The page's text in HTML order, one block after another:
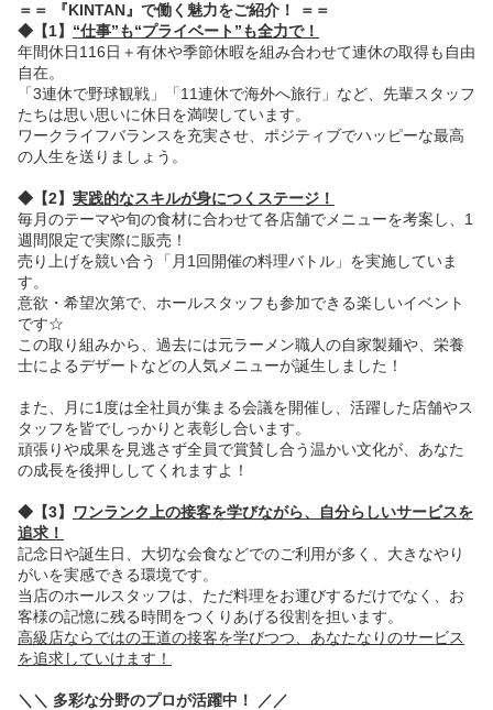
＝＝ 『KINTAN』で働く魅力をご紹介！ ＝＝
◆【1】 “仕事”も“プライベート”も全力で！
年間休日116日＋有休や季節休暇を組み合わせて連休の取得も自由
自在。
「3連休で野球観戦」「11連休で海外へ旅行」など、先輩スタッフ
たちは思い思いに休日を満喫しています。
ワークライフバランスを充実させ、ポジティブでハッピーな最高
の人生を送りましょう。
◆【2】 実践的なスキルが身につくステージ！
毎月のテーマや旬の食材に合わせて各店舗でメニューを考案し、1
週間限定で実際に販売！
売り上げを競い合う「月1回開催の料理バトル」を実施していま
す。
意欲・希望次第で、ホールスタッフも参加できる楽しいイベント
です☆
この取り組みから、過去には元ラーメン職人の自家製麺や、栄養
士によるデザートなどの人気メニューが誕生しました！
また、月に1度は全社員が集まる会議を開催し、活躍した店舗やス
タッフを皆でしっかりと表彰し合います。
頑張りや成果を見逃さず全員で賞賛し合う温かい文化が、あなた
の成長を後押ししてくれますよ！
◆【3】
ワンランク上の接客を学びながら、自分らしいサービスを
追求！
記念日や誕生日、大切な会食などでのご利用が多く、大きなやり
がいを実感できる環境です。
当店のホールスタッフは、ただ料理をお運びするだけでなく、お
客様の記憶に残る時間をつくりあげる役割を担います。
高級店ならではの王道の接客を学びつつ、あなたなりのサービス
を追求していけます！
＼＼ 多彩な分野のプロが活躍中！ ／／